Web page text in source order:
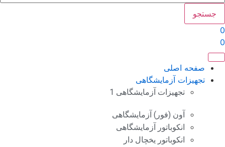
جستجو
صفحه اصلی
تجهیزات آزمایشگاهی
تجهیزات آزمایشگاهی 1
آون (فور) آزمایشگاهی
انکوباتور آزمایشگاهی
انکوباتور یخچال دار